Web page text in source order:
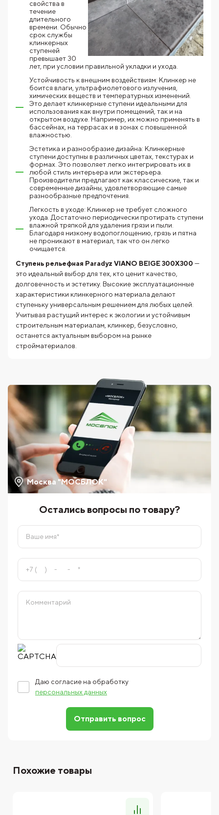
свойства в
течение
длительного
времени. Обычно
срок службы
клинкерных
ступеней
превышает 30
лет, при условии правильной укладки и ухода.
Устойчивость к внешним воздействиям: Клинкер не
боится влаги, ультрафиолетового излучения,
химических веществ и температурных изменений.
Это делает клинкерные ступени идеальными для
использования как внутри помещений, так и на
открытом воздухе. Например, их можно применять в
бассейнах, на террасах и в зонах с повышенной
влажностью.
Эстетика и разнообразие дизайна: Клинкерные
ступени доступны в различных цветах, текстурах и
формах. Это позволяет легко интегрировать их в
любой стиль интерьера или экстерьера.
Производители предлагают как классические, так и
современные дизайны, удовлетворяющие самые
разнообразные предпочтения.
Легкость в уходе: Клинкер не требует сложного
ухода. Достаточно периодически протирать ступени
влажной тряпкой для удаления грязи и пыли.
Благодаря низкому водопоглощению, грязь и пятна
не проникают в материал, так что он легко
очищается.
Ступень рельефная Paradyz VIANO BEIGE 300X300 —
это идеальный выбор для тех, кто ценит качество,
долговечность и эстетику. Высокие эксплуатационные
характеристики клинкерного материала делают
ступеньку универсальным решением для любых целей.
Учитывая растущий интерес к экологии и устойчивым
строительным материалам, клинкер, безусловно,
останется актуальным выбором на рынке
стройматериалов.
Москва "МОСБЛОК"
Остались вопросы по товару?
Даю согласие на обработку
персональных данных
Отправить вопрос
Похожие товары